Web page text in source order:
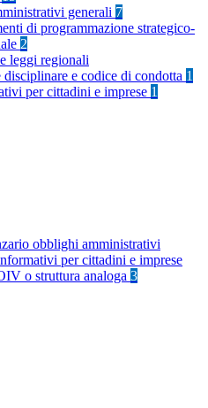
generali 7
di programmazione strategico-
2
leggi regionali
disciplinare e codice di condotta 1
per cittadini e imprese 1
obblighi amministrativi
per cittadini e imprese
o struttura analoga 3